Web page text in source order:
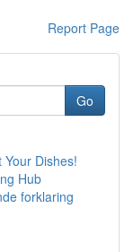
Report Page
Go
Dishes!
Hub
forklaring